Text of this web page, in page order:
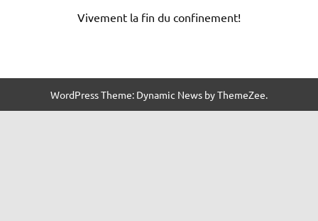
Vivement la fin du confinement!
WordPress Theme: Dynamic News by ThemeZee.